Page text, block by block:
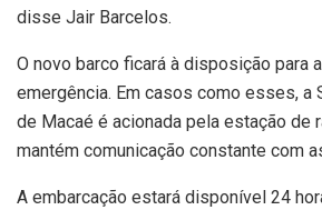
disse Jair Barcelos.
O novo barco ficará à disposição para
emergência. Em casos como esses, a
de Macaé é acionada pela estação de
mantém comunicação constante com
A embarcação estará disponível 24